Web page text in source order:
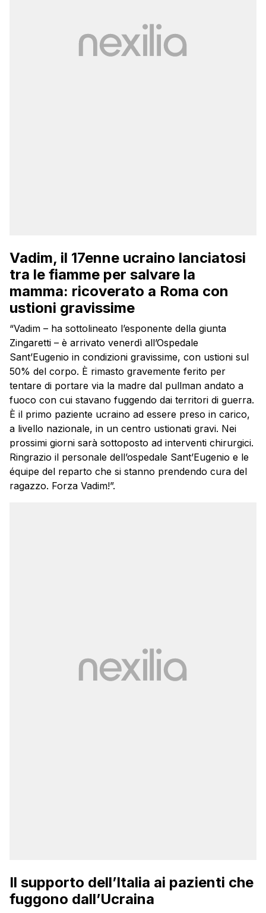
Vadim, il 17enne ucraino lanciatosi
tra le fiamme per salvare la
mamma: ricoverato a Roma con
ustioni gravissime
“Vadim – ha sottolineato l’esponente della giunta
Zingaretti – è arrivato venerdì all’Ospedale
Sant’Eugenio in condizioni gravissime, con ustioni sul
50% del corpo. È rimasto gravemente ferito per
tentare di portare via la madre dal pullman andato a
fuoco con cui stavano fuggendo dai territori di guerra.
È il primo paziente ucraino ad essere preso in carico,
a livello nazionale, in un centro ustionati gravi. Nei
prossimi giorni sarà sottoposto ad interventi chirurgici.
Ringrazio il personale dell’ospedale Sant’Eugenio e le
équipe del reparto che si stanno prendendo cura del
ragazzo. Forza Vadim!”.
Il supporto dell’Italia ai pazienti che
fuggono dall’Ucraina